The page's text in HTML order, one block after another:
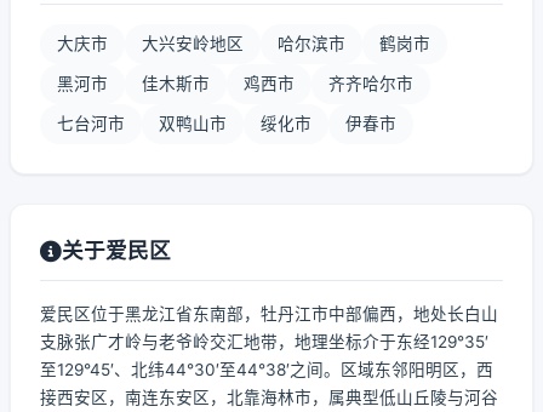
大庆市 大兴安岭地区 哈尔滨市 鹤岗市
黑河市 佳木斯市 鸡西市 齐齐哈尔市
七台河市 双鸭山市 绥化市 伊春市
关于爱民区
爱民区位于黑龙江省东南部，牡丹江市中部偏西，地处长白山
支脉张广才岭与老爷岭交汇地带，地理坐标介于东经129°35′
至129°45′、北纬44°30′至44°38′之间。区域东邻阳明区，西
接西安区，南连东安区，北靠海林市，属典型低山丘陵与河谷